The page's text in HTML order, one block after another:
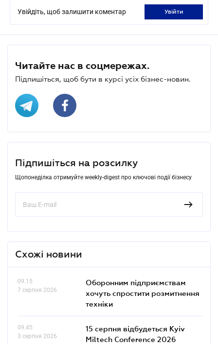
Увійдіть, щоб залишити коментар увійти
Читайте нас в соцмережах.
Підпишіться, щоб бути в курсі усіх бізнес-новин.
Підпишіться на розсилку
Щопонеділка отримуйте weekly-digest про ключові події бізнесу
Схожі новини
09.15
7 серпня 2026
Оборонним підприємствам
хочуть спростити розмитнення
техніки
09.45
3 серпня 2026
15 серпня відбудеться Kyiv
Miltech Conference 2026